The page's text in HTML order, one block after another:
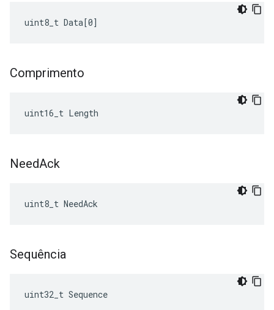
uint8_t Data[0]
Comprimento
uint16_t Length
NeedAck
uint8_t NeedAck
Sequência
uint32_t Sequence